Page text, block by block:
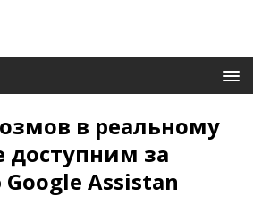
в реальному
доступним за
Assistan